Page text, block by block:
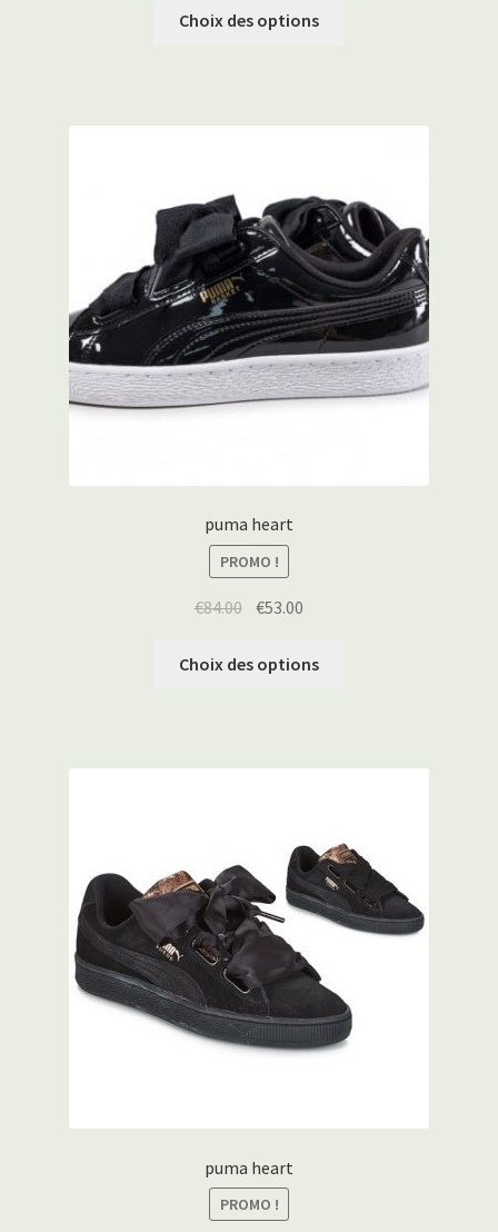
Choix des options
puma heart
PROMO !
€84.00 €53.00
Choix des options
puma heart
PROMO !